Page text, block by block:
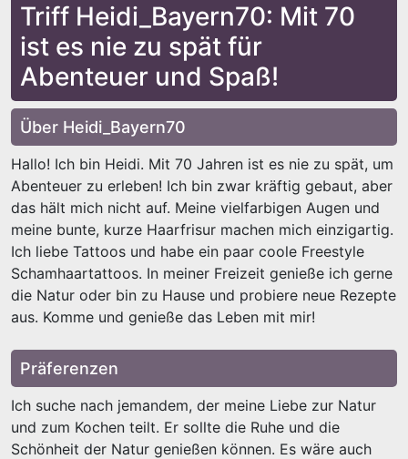
Triff Heidi_Bayern70: Mit 70
ist es nie zu spät für
Abenteuer und Spaß!
Über Heidi_Bayern70
Hallo! Ich bin Heidi. Mit 70 Jahren ist es nie zu spät, um
Abenteuer zu erleben! Ich bin zwar kräftig gebaut, aber
das hält mich nicht auf. Meine vielfarbigen Augen und
meine bunte, kurze Haarfrisur machen mich einzigartig.
Ich liebe Tattoos und habe ein paar coole Freestyle
Schamhaartattoos. In meiner Freizeit genieße ich gerne
die Natur oder bin zu Hause und probiere neue Rezepte
aus. Komme und genieße das Leben mit mir!
Präferenzen
Ich suche nach jemandem, der meine Liebe zur Natur
und zum Kochen teilt. Er sollte die Ruhe und die
Schönheit der Natur genießen können. Es wäre auch